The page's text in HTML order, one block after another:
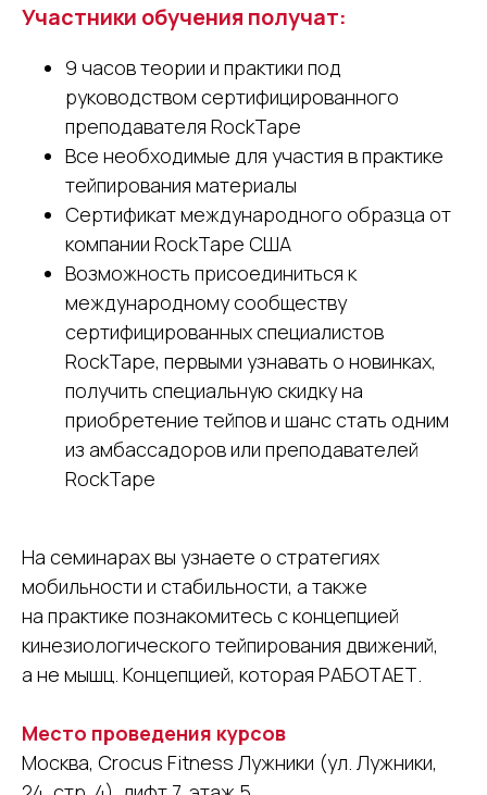
Участники обучения получат:
9 часов теории и практики под
руководством сертифицированного
преподавателя RockTape
Все необходимые для участия в практике
тейпирования материалы
Сертификат международного образца от
компании RockTape США
Возможность присоединиться к
международному сообществу
сертифицированных специалистов
RockTape, первыми узнавать о новинках,
получить специальную скидку на
приобретение тейпов и шанс стать одним
из амбассадоров или преподавателей
RockTape
На семинарах вы узнаете о стратегиях
мобильности и стабильности, а также
на практике познакомитесь с концепцией
кинезиологического тейпирования движений,
а не мышц. Концепцией, которая РАБОТАЕТ.
Место проведения курсов
Москва, Crocus Fitness Лужники (ул. Лужники,